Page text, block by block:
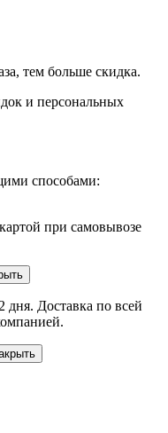
тем больше скидка.
и персональных
способами:
при самовывозе
дня. Доставка по всей